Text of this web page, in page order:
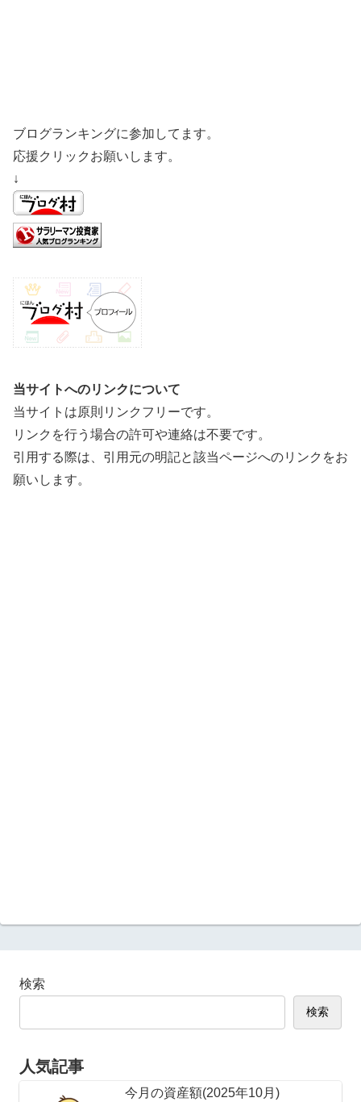
ブログランキングに参加してます。
応援クリックお願いします。
↓
当サイトへのリンクについて
当サイトは原則リンクフリーです。
リンクを行う場合の許可や連絡は不要です。
引用する際は、引用元の明記と該当ページへのリンクをお
願いします。
検索
検索
人気記事
今月の資産額(2025年10月)